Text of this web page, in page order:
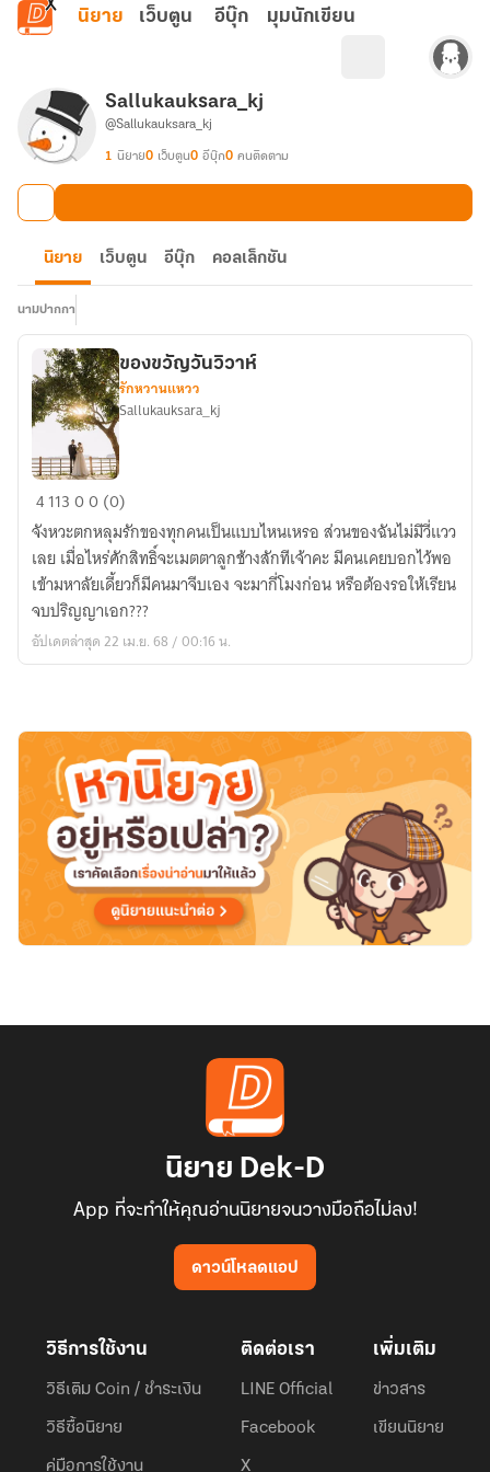
ข้ามไปยังเนื้อหาหลัก
นิยาย เว็บตูน อีบุ๊ก มุมนักเขียน
Sallukauksara_kj
@Sallukauksara_kj
1 นิยาย0 เว็บตูน0 อีบุ๊ก0 คนติดตาม
นิยาย เว็บตูน อีบุ๊ก คอลเล็กชัน
นามปากกา
ของ
ขวัญ
วัน
วิวาห์
ของขวัญวันวิวาห์
รักหวานแหวว
Sallukauksara_kj
411300 (0)
จังหวะตกหลุมรักของทุกคนเป็นแบบไหนเหรอ ส่วนของฉันไม่มีวี่แวว
เลย เมื่อไหร่ศักสิทธิ์จะเมตตาลูกช้างสักทีเจ้าคะ มีคนเคยบอกไว้พอ
เข้ามหาลัยเดี้ยวก็มีคนมาจีบเอง จะมากี่โมงก่อน หรือต้องรอให้เรียน
จบปริญญาเอก???
อัปเดตล่าสุด 22 เม.ย. 68 / 00:16 น.
นิยาย Dek-D
App ที่จะทำให้คุณอ่านนิยายจนวางมือถือไม่ลง!
ดาวน์โหลดแอป
วิธีการใช้งาน
วิธีเติม Coin / ชำระเงิน
วิธีซื้อนิยาย
คู่มือการใช้งาน
ติดต่อเรา
LINE Official
Facebook
X
เพิ่มเติม
ข่าวสาร
เขียนนิยาย